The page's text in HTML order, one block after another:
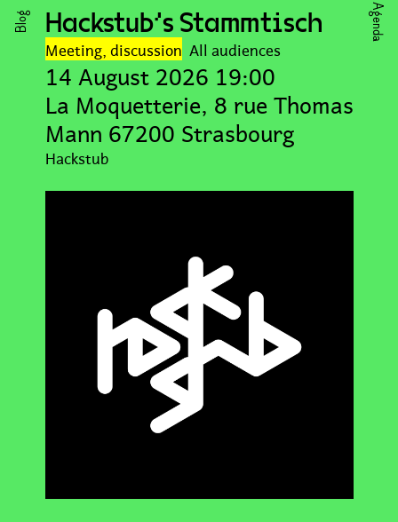
Hackstub's Stammtisch
Meeting, discussion All audiences
14 August 2026 19:00
La Moquetterie, 8 rue Thomas
Mann 67200 Strasbourg
Hackstub
Blog Agenda